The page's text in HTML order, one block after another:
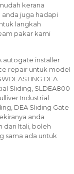
kerana
anda juga hadapi
langkah
pakar kami
autogate installer
repair untuk model
DEA
Sliding, SLDEA800
Industrial
DEA Sliding Gate
anda
dari Itali, boleh
sama ada untuk